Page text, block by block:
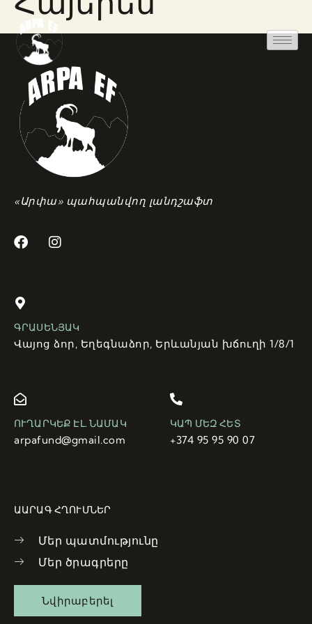
«Արփա» պահպանվող լանդշաֆտ
ԳՐԱՍԵՆՅԱԿ
Վայոց ձոր, Եղեգնաձոր, Երևանյան խճուղի 1/8/1
ՈՒՂԱՐԿԵՔ ԷԼ. ՆԱՄԱԿ
arpafund@gmail.com
ԿԱՊ ՄԵԶ ՀԵՏ
+374 95 95 90 07
ԱԱՐԱԳ ՀՂՈՒՄՆԵՐ
Մեր պատմությունը
Մեր ծրագրերը
Նվիրաբերել